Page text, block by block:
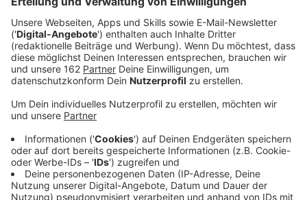
Veröffentlicht:Mittwoch, 22.01.2020 16:11
Anzeige
Dazu gehören mehrere Seniorenzentren,
Krankenhäuser, Schulen und Kitas. Eine Liste der neuen
Tempo-30-Zonen steht auf radiokw.de. Die Städte
können Tempo-30-Zonen einführen, wenn diese
Einrichtungen an Straßen mit viel Verkehr liegen.
Anzeige